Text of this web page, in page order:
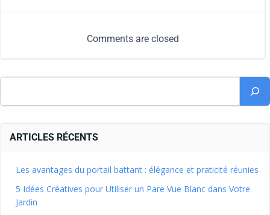
Comments are closed
ARTICLES RÉCENTS
Les avantages du portail battant : élégance et praticité réunies
5 Idées Créatives pour Utiliser un Pare Vue Blanc dans Votre
Jardin